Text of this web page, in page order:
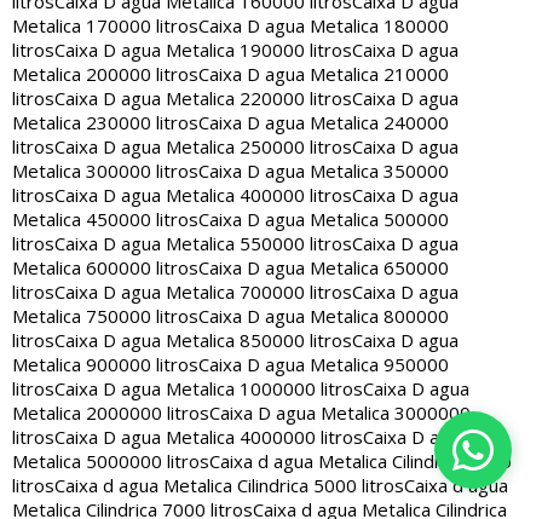
Metalica 170000 litrosCaixa D agua Metalica 180000
litrosCaixa D agua Metalica 190000 litrosCaixa D agua
Metalica 200000 litrosCaixa D agua Metalica 210000
litrosCaixa D agua Metalica 220000 litrosCaixa D agua
Metalica 230000 litrosCaixa D agua Metalica 240000
litrosCaixa D agua Metalica 250000 litrosCaixa D agua
Metalica 300000 litrosCaixa D agua Metalica 350000
litrosCaixa D agua Metalica 400000 litrosCaixa D agua
Metalica 450000 litrosCaixa D agua Metalica 500000
litrosCaixa D agua Metalica 550000 litrosCaixa D agua
Metalica 600000 litrosCaixa D agua Metalica 650000
litrosCaixa D agua Metalica 700000 litrosCaixa D agua
Metalica 750000 litrosCaixa D agua Metalica 800000
litrosCaixa D agua Metalica 850000 litrosCaixa D agua
Metalica 900000 litrosCaixa D agua Metalica 950000
litrosCaixa D agua Metalica 1000000 litrosCaixa D agua
Metalica 2000000 litrosCaixa D agua Metalica 3000000
litrosCaixa D agua Metalica 4000000 litrosCaixa D agua
Metalica 5000000 litrosCaixa d agua Metalica Cilindrica 2000
litrosCaixa d agua Metalica Cilindrica 5000 litrosCaixa d agua
Metalica Cilindrica 7000 litrosCaixa d agua Metalica Cilindrica